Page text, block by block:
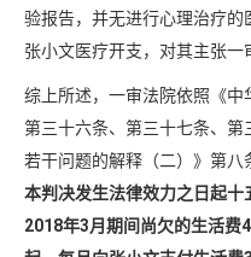
验报告，并无进行心理治疗
张小文医疗开支，对其主张一
综上所述，一审法院依照《中
第三十六条、第三十七条、第
若干问题的解释（二）》第八
本判决发生法律效力之日起
2018年3月期间尚欠的生活费